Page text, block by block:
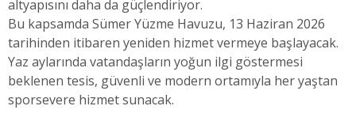
altyapısını daha da güçlendiriyor.
Bu kapsamda Sümer Yüzme Havuzu, 13 Haziran 2026
tarihinden itibaren yeniden hizmet vermeye başlayacak.
Yaz aylarında vatandaşların yoğun ilgi göstermesi
beklenen tesis, güvenli ve modern ortamıyla her yaştan
sporsevere hizmet sunacak.